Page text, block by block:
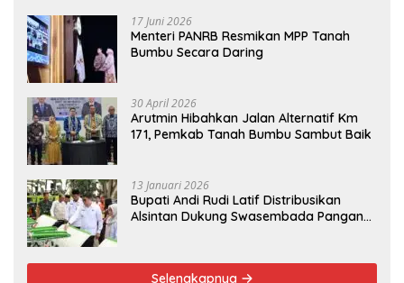
17 Juni 2026
Menteri PANRB Resmikan MPP Tanah
Bumbu Secara Daring
30 April 2026
Arutmin Hibahkan Jalan Alternatif Km
171, Pemkab Tanah Bumbu Sambut Baik
13 Januari 2026
Bupati Andi Rudi Latif Distribusikan
Alsintan Dukung Swasembada Pangan
Selengkapnya